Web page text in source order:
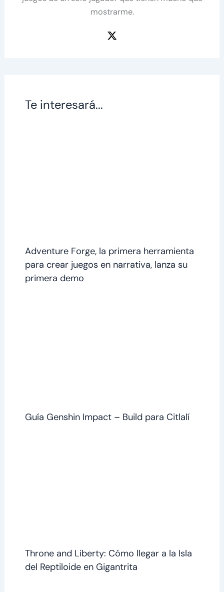
mostrarme.
Te interesará...
Adventure Forge, la primera herramienta
para crear juegos en narrativa, lanza su
primera demo
Guía Genshin Impact – Build para Citlalí
Throne and Liberty: Cómo llegar a la Isla
del Reptiloide en Gigantrita